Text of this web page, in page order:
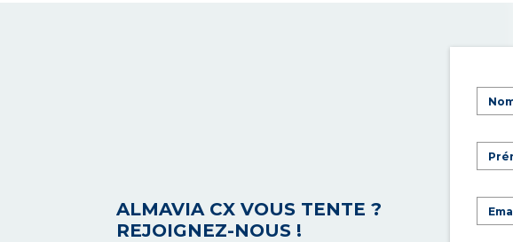
ALMAVIA CX VOUS TENTE ?
REJOIGNEZ-NOUS !